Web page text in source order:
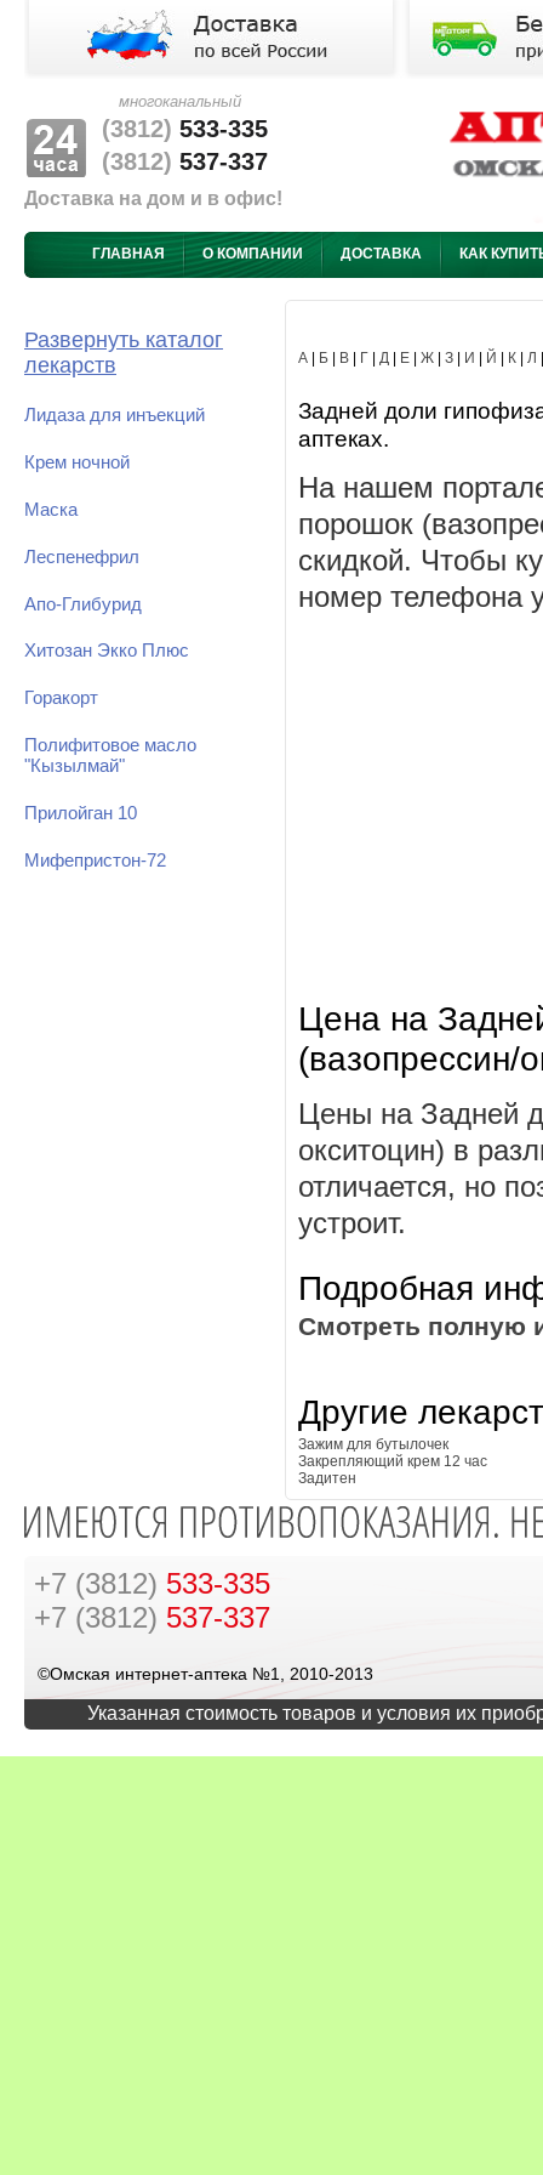
многоканальный
(3812) 533-335
(3812) 537-337
Доставка на дом и в офис!
ГЛАВНАЯ О КОМПАНИИ ДОСТАВКА КАК
Развернуть каталог
лекарств
Лидаза для инъекций
Крем ночной
Маска
Леспенефрил
Апо-Глибурид
Хитозан Экко Плюс
Горакорт
Полифитовое масло
"Кызылмай"
Прилойган 10
Мифепристон-72
А Б В Г Д Е Ж З И Й К Л
Задней доли
аптеках.
На нашем
порошок
скидкой. Чтобы
номер телефона
Цена на
(вазопрессин/
Цены на Задней
окситоцин) в
отличается, но
устроит.
Подробная
Смотреть полную
Другие
Зажим для бутылочек
Закрепляющий крем 12 час
Задитен
+7 (3812) 533-335
+7 (3812) 537-337
©Омская интернет-аптека №1, 2010-2013
Указанная стоимость товаров и условия их